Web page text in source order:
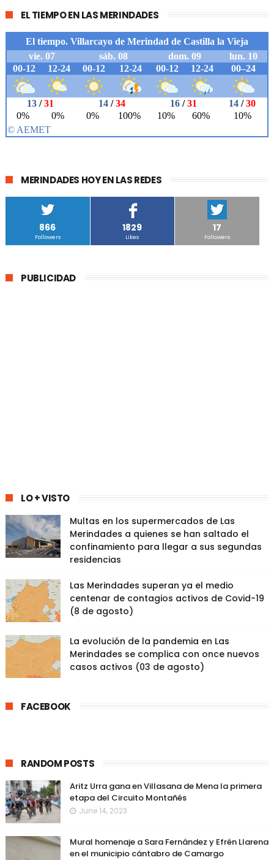
EL TIEMPO EN LAS MERINDADES
MERINDADES HOY EN LAS REDES
866
Followers
1829
Likes
17
Followers
PUBLICIDAD
LO + VISTO
Multas en los supermercados de Las
Merindades a quienes se han saltado el
confinamiento para llegar a sus segundas
residencias
Las Merindades superan ya el medio
centenar de contagios activos de Covid-19
(8 de agosto)
La evolución de la pandemia en Las
Merindades se complica con once nuevos
casos activos (03 de agosto)
FACEBOOK
RANDOM POSTS
Aritz Urra gana en Villasana de Mena la primera
etapa del Circuito Montañés
June 14, 2023
Mural homenaje a Sara Fernández y Efrén Llarena
en el municipio cántabro de Camargo